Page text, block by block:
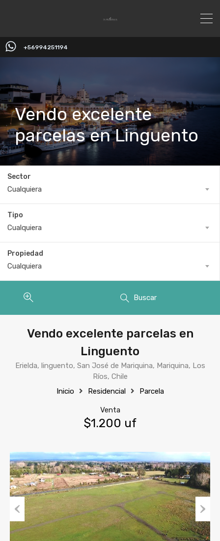
+56994251194
Vendo excelente
parcelas en Linguento
Sector
Cualquiera
Tipo
Cualquiera
Propiedad
Cualquiera
Buscar
Vendo excelente parcelas en
Linguento
Erielda, linguento, San José de Mariquina, Mariquina, Los
Ríos, Chile
Inicio
Residencial Parcela
Venta
$1.200 uf
Previous Next